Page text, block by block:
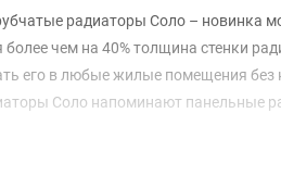
радиаторы Соло – новинка
более чем на 40% толщина стенки
его в любые жилые помещения без
Соло напоминают панельные